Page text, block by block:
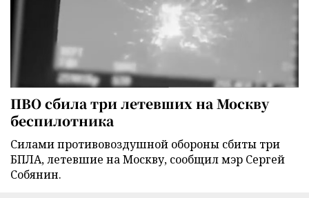
ПВО сбила три летевших на Москву
беспилотника
Силами противовоздушной обороны сбиты три
БПЛА, летевшие на Москву, сообщил мэр Сергей
Собянин.